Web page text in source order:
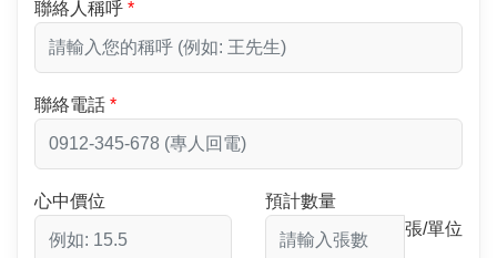
聯絡人稱呼
聯絡電話
心中價位
預計數量
張/單位